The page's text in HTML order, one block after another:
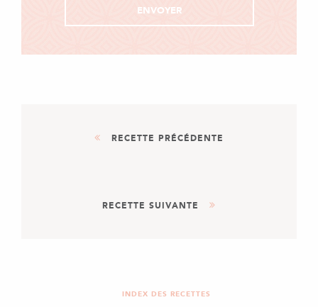
RECETTE PRÉCÉDENTE
ONE POT PASTA
RECETTE SUIVANTE
INDEX DES RECETTES